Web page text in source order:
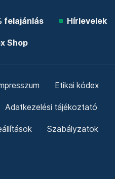
felajánlás Hírlevelek
Shop
Etikai kódex
Adatkezelési tájékoztató
Szabályzatok